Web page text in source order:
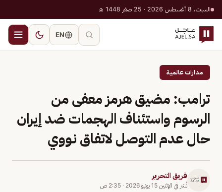
السبت، 8 أغسطس 2026 · 25 صفر 1448 هـ
EN
مدارات عالمية
ترامب: مضيق هرمز معفى من
الرسوم واستئناف الهجمات ضد إيران
حال عدم التوصل لاتفاق نووي
فريق التحرير
نُشر في الإثنين 15 يونيو 2026 · 2:35 ص